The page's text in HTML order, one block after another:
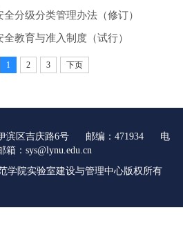
分级分类管理办法（修订）
教育与准入制度（试行）
1 2 3 下页
伊滨区吉庆路6号 邮编：471934 电
箱：sys@lynu.edu.cn
学院实验室建设与管理中心版权所有